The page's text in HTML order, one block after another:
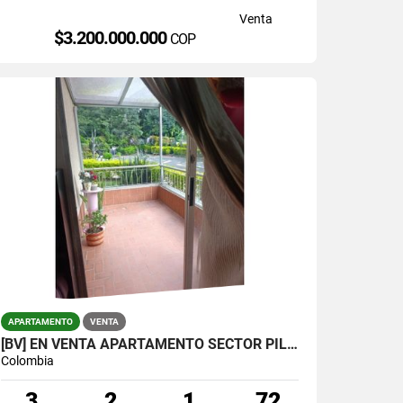
Venta
$3.200.000.000 COP
APARTAMENTO VENTA
[BV] EN VENTA APARTAMENTO SECTOR PILSEN, LA ESTRELLA, ANTIOQUIA
Colombia